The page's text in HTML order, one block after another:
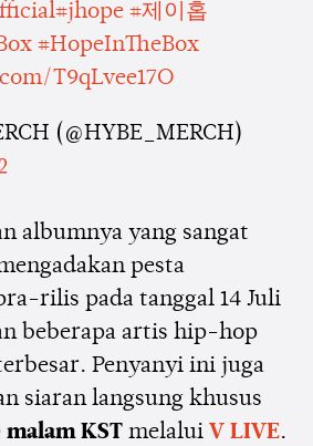
#jhope #제이홉
#HopeInTheBox
T9qLvee17O
(@HYBE_MERCH)
albumnya yang sangat
pesta
rilis pada tanggal 14 Juli
beberapa artis hip-hop
Penyanyi ini juga
siaran langsung khusus
malam KST melalui V LIVE.